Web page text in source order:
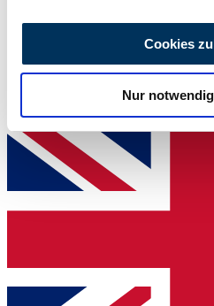
analysieren. Außerdem geben
Verwendung unserer Website
soziale Medien, Werbung und
Partner führen diese
weiteren Daten zusammen,
haben oder die sie im
Cookies
Nur